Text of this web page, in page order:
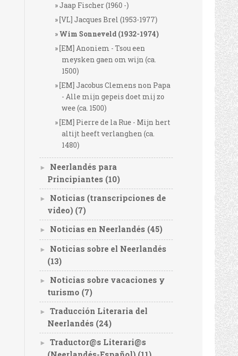
Jaap Fischer (1960 -)
[VL] Jacques Brel (1953-1977)
Wim Sonneveld (1932-1974)
[EM] Anoniem - Tsou een
meysken gaen om wijn (ca.
1500)
[EM] Jacobus Clemens non Papa
- Alle mijn gepeis doet mij zo
wee (ca. 1500)
[EM] Pierre de la Rue - Mijn hert
altijt heeft verlanghen (ca.
1480)
►
Neerlandés para
Principiantes (10)
►
Noticias (transcripciones de
video) (7)
► Noticias en Neerlandés (45)
►
Noticias sobre el Neerlandés
(13)
►
Noticias sobre vacaciones y
turismo (7)
►
Traducción Literaria del
Neerlandés (24)
►
Traductor@s Literari@s